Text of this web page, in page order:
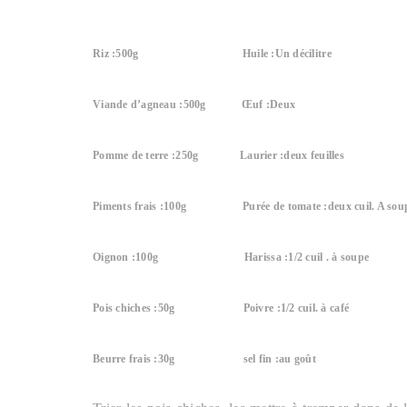
Riz :500g Huile :Un décilitre
Viande d’agneau :500g Œuf :Deux
Pomme de terre :250g Laurier :deux feuilles
Piments frais :100g Purée de tomate :deux cuil. A
Oignon :100g Harissa :1/2 cuil . à soupe
Pois chiches :50g Poivre :1/2 cuil. à café
Beurre frais :30g sel fin :au goût